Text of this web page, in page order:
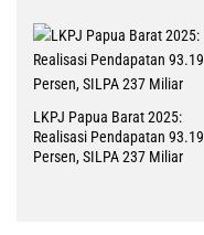
LKPJ Papua Barat 2025:
Realisasi Pendapatan 93.19
Persen, SILPA 237 Miliar